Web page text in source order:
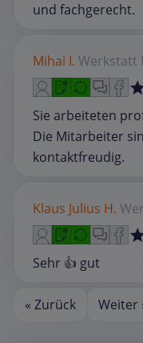
und fachgerecht.
Mihai I. Werkstatt
Sie arbeiteten
Die Mitarbeiter
kontaktfreudig.
Klaus Julius H.
Sehr 👍 gut
« Zurück Weiter